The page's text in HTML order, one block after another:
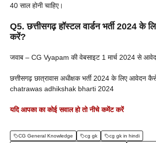
40 साल होनी चाहिए।
Q5. छत्तीसगढ़हॉस्टल वार्डनभर्ती 2024 के
करें?
जवाब – CG Vyapam की वेबसाइट 1 मार्च 2024 से
छत्तीसगढ़ छात्रावास अधीक्षक भर्ती 2024 के लिए आवेदन
chatrawas adhikshak bharti 2024
यदि आपका का कोई सवाल हो तो नीचे कमेंट करें
CG General Knowledge cg gk
cg gk in hindi